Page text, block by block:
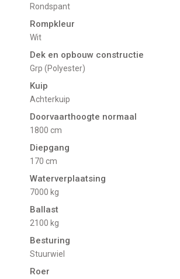
Rondspant
Rompkleur
Wit
Dek en opbouw constructie
Grp (Polyester)
Kuip
Achterkuip
Doorvaarthoogte normaal
1800 cm
Diepgang
170 cm
Waterverplaatsing
7000 kg
Ballast
2100 kg
Besturing
Stuurwiel
Roer